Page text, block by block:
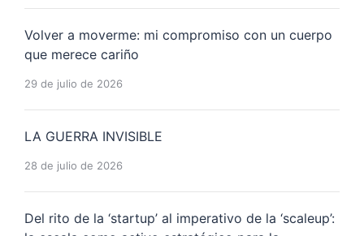
Volver a moverme: mi compromiso con un cuerpo
que merece cariño
29 de julio de 2026
LA GUERRA INVISIBLE
28 de julio de 2026
Del rito de la ‘startup’ al imperativo de la ‘scaleup’: